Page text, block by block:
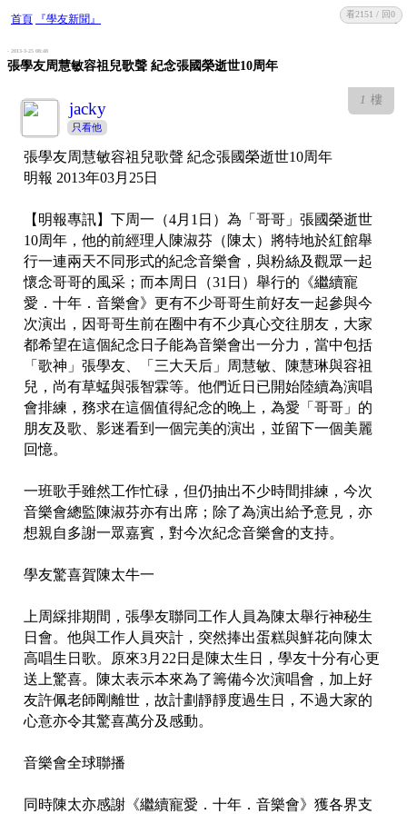
首頁 『學友新聞』 收藏 回復
- 2013-3-25 08:48
張學友周慧敏容祖兒歌聲 紀念張國榮逝世10周年
看2151 / 回0
1 樓
jacky
只看他
張學友周慧敏容祖兒歌聲 紀念張國榮逝世10周年
明報 2013年03月25日
【明報專訊】下周一（4月1日）為「哥哥」張國榮逝世
10周年，他的前經理人陳淑芬（陳太）將特地於紅館舉
行一連兩天不同形式的紀念音樂會，與粉絲及觀眾一起
懷念哥哥的風采；而本周日（31日）舉行的《繼續寵
愛．十年．音樂會》更有不少哥哥生前好友一起參與今
次演出，因哥哥生前在圈中有不少真心交往朋友，大家
都希望在這個紀念日子能為音樂會出一分力，當中包括
「歌神」張學友、「三大天后」周慧敏、陳慧琳與容祖
兒，尚有草蜢與張智霖等。他們近日已開始陸續為演唱
會排練，務求在這個值得紀念的晚上，為愛「哥哥」的
朋友及歌、影迷看到一個完美的演出，並留下一個美麗
回憶。
一班歌手雖然工作忙碌，但仍抽出不少時間排練，今次
音樂會總監陳淑芬亦有出席；除了為演出給予意見，亦
想親自多謝一眾嘉賓，對今次紀念音樂會的支持。
學友驚喜賀陳太牛一
上周綵排期間，張學友聯同工作人員為陳太舉行神秘生
日會。他與工作人員夾計，突然捧出蛋糕與鮮花向陳太
高唱生日歌。原來3月22日是陳太生日，學友十分有心更
送上驚喜。陳太表示本來為了籌備今次演唱會，加上好
友許佩老師剛離世，故計劃靜靜度過生日，不過大家的
心意亦令其驚喜萬分及感動。
音樂會全球聯播
同時陳太亦感謝《繼續寵愛．十年．音樂會》獲各界支